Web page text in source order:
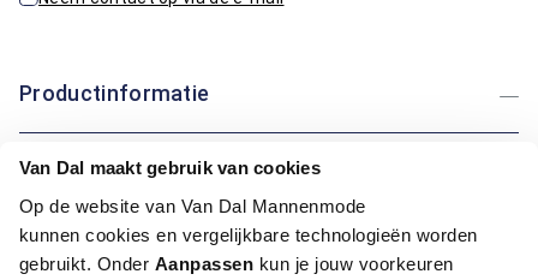
Van Dal maakt gebruik van cookies
Op de website van Van Dal Mannenmode
kunnen cookies en vergelijkbare technologieën worden
gebruikt. Onder Aanpassen kun je jouw voorkeuren
Productinformatie
Materiaal:
100% Polyester
Pasvorm:
Regular Fit